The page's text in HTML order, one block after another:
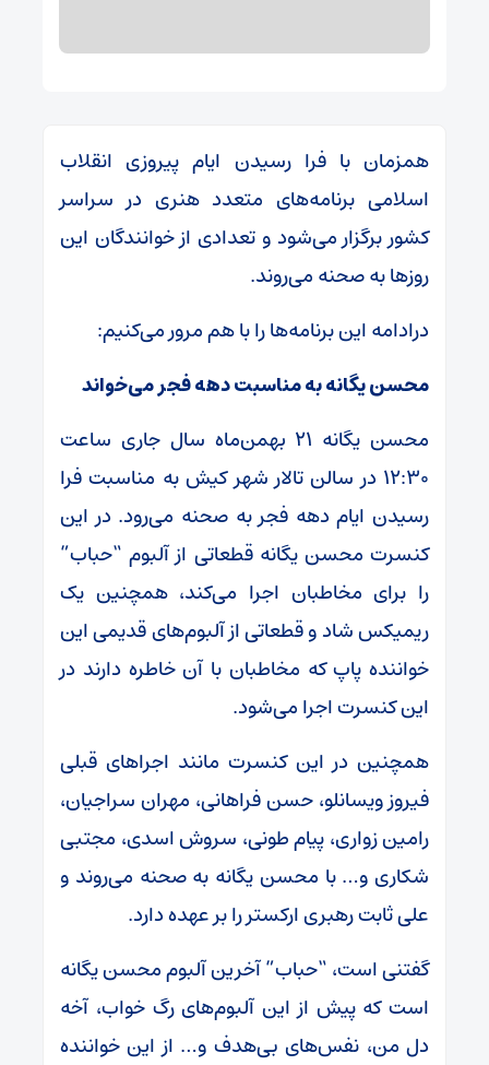
همزمان با فرا رسیدن ایام پیروزی انقلاب
اسلامی برنامه‌های متعدد هنری در سراسر
کشور برگزار می‌شود و تعدادی از خوانندگان این
روزها به صحنه می‌روند.
درادامه این برنامه‌ها را با هم مرور می‌کنیم:
محسن یگانه به مناسبت دهه فجر می‌خواند
محسن یگانه ۲۱ بهمن‌ماه سال جاری ساعت
۱۲:۳۰ در سالن تالار شهر کیش به مناسبت فرا
رسیدن ایام دهه فجر به صحنه می‌رود. در این
کنسرت محسن یگانه قطعاتی از آلبوم “حباب”
را برای مخاطبان اجرا می‌کند، همچنین یک
ریمیکس شاد و قطعاتی از آلبوم‌های قدیمی این
خواننده پاپ که مخاطبان با آن خاطره دارند در
این کنسرت اجرا می‌شود.
همچنین در این کنسرت مانند اجراهای قبلی
فیروز ویسانلو، حسن فراهانی، مهران سراجیان،
رامین زواری، پیام طونی، سروش اسدی، مجتبی
شکاری و… با محسن یگانه به صحنه می‌روند و
علی ثابت رهبری ارکستر را بر عهده دارد.
گفتنی است، “حباب” آخرین آلبوم محسن یگانه
است که پیش از این آلبوم‌های رگ خواب، آخه
دل من، نفس‌های بی‌هدف و… از این خواننده